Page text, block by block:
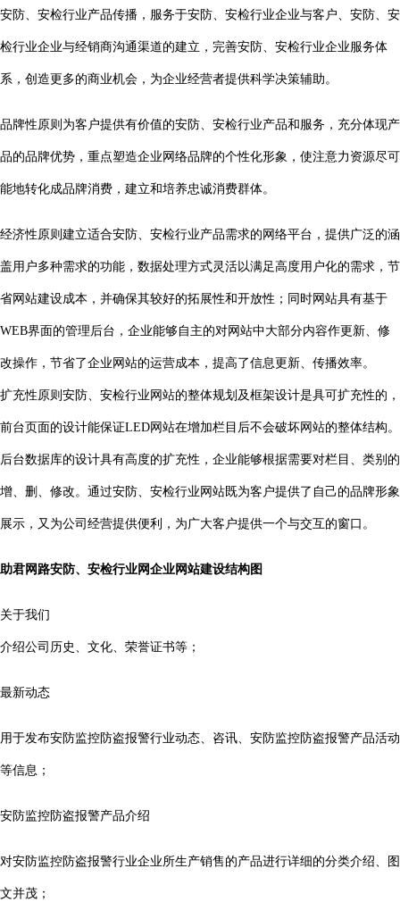
安防、安检行业产品传播，服务于安防、安检行业企业与客户、安防、安
检行业企业与经销商沟通渠道的建立，完善安防、安检行业企业服务体
系，创造更多的商业机会，为企业经营者提供科学决策辅助。
品牌性原则为客户提供有价值的安防、安检行业产品和服务，充分体现产
品的品牌优势，重点塑造企业网络品牌的个性化形象，使注意力资源尽可
能地转化成品牌消费，建立和培养忠诚消费群体。
经济性原则建立适合安防、安检行业产品需求的网络平台，提供广泛的涵
盖用户多种需求的功能，数据处理方式灵活以满足高度用户化的需求，节
省网站建设成本，并确保其较好的拓展性和开放性；同时网站具有基于
WEB界面的管理后台，企业能够自主的对网站中大部分内容作更新、修
改操作，节省了企业网站的运营成本，提高了信息更新、传播效率。
扩充性原则安防、安检行业网站的整体规划及框架设计是具可扩充性的，
前台页面的设计能保证LED网站在增加栏目后不会破坏网站的整体结构。
后台数据库的设计具有高度的扩充性，企业能够根据需要对栏目、类别的
增、删、修改。通过安防、安检行业网站既为客户提供了自己的品牌形象
展示，又为公司经营提供便利，为广大客户提供一个与交互的窗口。
助君网路安防、安检行业网企业网站建设结构图
关于我们
介绍公司历史、文化、荣誉证书等；
最新动态
用于发布安防监控防盗报警行业动态、咨讯、安防监控防盗报警产品活动
等信息；
安防监控防盗报警产品介绍
对安防监控防盗报警行业企业所生产销售的产品进行详细的分类介绍、图
文并茂；